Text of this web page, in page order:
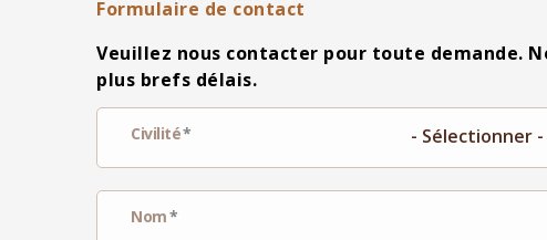
Formulaire de contact
Veuillez nous contacter pour toute demande.
plus brefs délais.
Civilité
Nom